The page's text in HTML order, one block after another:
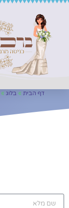
דף הבית » בלוג »